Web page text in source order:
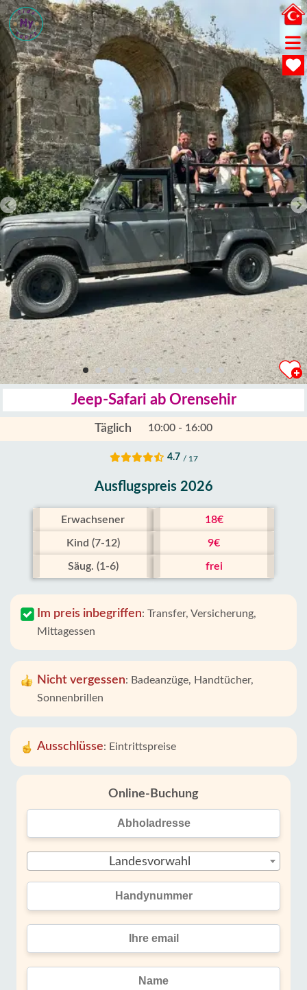
Jeep-Safari ab Orensehir
Täglich 10:00 - 16:00
4.7 / 17
Ausflugspreis 2026
Erwachsener 18€
Kind (7-12) 9€
Säug. (1-6) frei
Im preis inbegriffen: Transfer, Versicherung,
Mittagessen
Nicht vergessen: Badeanzüge, Handtücher,
Sonnenbrillen
Ausschlüsse: Eintrittspreise
Online-Buchung
Landesvorwahl